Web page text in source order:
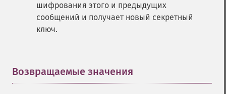
шифрования этого и предыдущих
сообщений и получает новый секретный
ключ.
Возвращаемые значения